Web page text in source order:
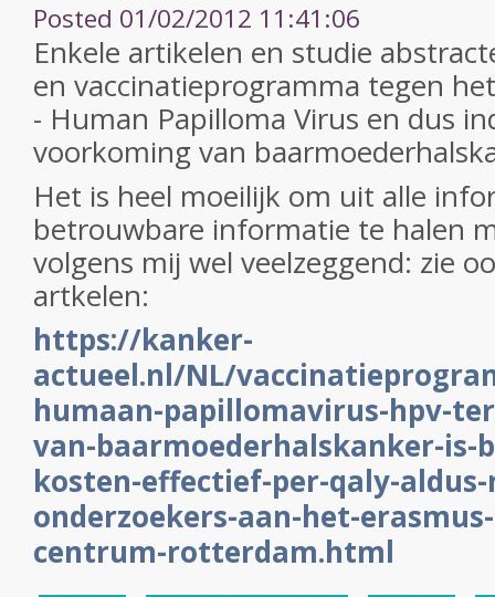
Posted 01/02/2012 11:41:06
Enkele artikelen en studie
en vaccinatieprogramma tegen
- Human Papilloma Virus en dus
voorkoming van
Het is heel moeilijk om uit alle
betrouwbare informatie te halen
volgens mij wel veelzeggend: zie
artkelen:
https://kanker-
actueel.nl/NL/
humaan-papillomavirus-hpv-
van-baarmoederhalskanker-is-
kosten-effectief-per-qaly-
onderzoekers-aan-het-
centrum-rotterdam.html